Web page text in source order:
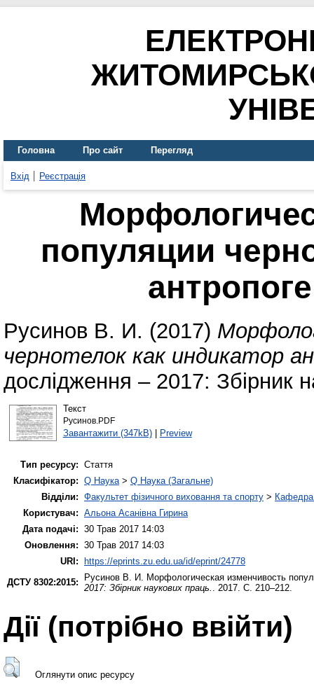
Головна Про сайт Перегляд
Вхід Реєстрація
популяции
Русинов В. И. (2017)
чернотелок как индикатор
дослідження – 2017: Збірник
Текст
Русинов.PDF
Завантажити (347kB)| Preview
Тип ресурсу: Стаття
Класифікатор: Q Наука> Q Наука (Загальне)
Відділи: Факультет фізичного виховання та спорту > Кафедра
Користувач: Альона Асанівна Гирина
Дата подачі: 30 Трав 2017 14:03
Оновлення: 30 Трав 2017 14:03
URI:
https://eprints.zu.edu.ua/id/eprint/24778
ДСТУ 8302:2015:
Русинов В. И. Морфологическая изменчивость
2017: Збірник наукових праць. . 2017. С. 210–212.
Дії ​​(потрібно ввійти)
Оглянути опис ресурсу